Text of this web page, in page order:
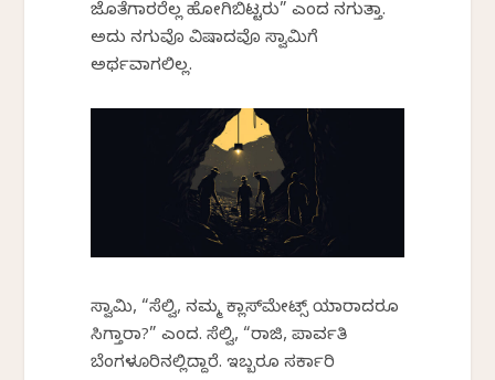
ಜೊತೆಗಾರರೆಲ್ಲ ಹೋಗಿಬಿಟ್ಟರು” ಎಂದ ನಗುತ್ತಾ.
ಅದು ನಗುವೊ ವಿಷಾದವೊ ಸ್ವಾಮಿಗೆ
ಅರ್ಥವಾಗಲಿಲ್ಲ.
ಸ್ವಾಮಿ, “ಸೆಲ್ವಿ, ನಮ್ಮ ಕ್ಲಾಸ್‌ಮೇಟ್ಸ್ ಯಾರಾದರೂ
ಸಿಗ್ತಾರಾ?” ಎಂದ. ಸೆಲ್ವಿ, “ರಾಜಿ, ಪಾರ್ವತಿ
ಬೆಂಗಳೂರಿನಲ್ಲಿದ್ದಾರೆ. ಇಬ್ಬರೂ ಸರ್ಕಾರಿ